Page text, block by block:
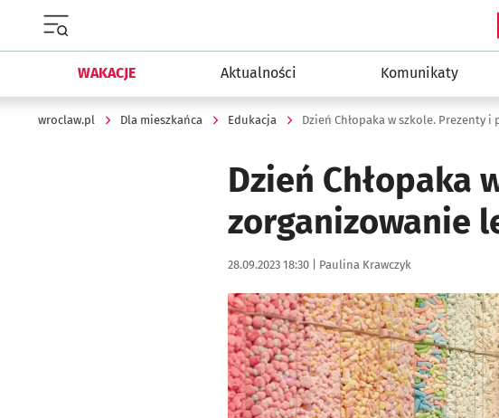
WAKACJE Aktualności Komunikaty
wroclaw.pl Dla mieszkańca Edukacja
Dzień Chłopaka
zorganizowanie
Data publikacji:
28.09.2023 18:30 | Autor:
Paulina Krawczyk
Kliknij, aby powiększyć